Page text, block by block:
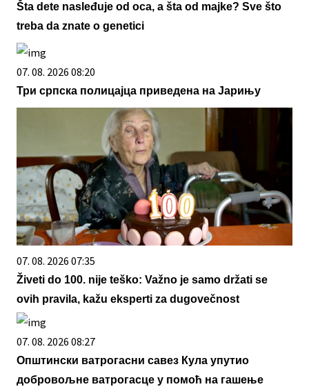
Šta dete nasleđuje od oca, a šta od majke? Sve što
treba da znate o genetici
07. 08. 2026 08:20
Три српска полицајца приведена на Јарињу
07. 08. 2026 07:35
Živeti do 100. nije teško: Važno je samo držati se
ovih pravila, kažu eksperti za dugovečnost
07. 08. 2026 08:27
Општински ватрогасни савез Кула упутио
добровољне ватрогасце у помоћ на гашење